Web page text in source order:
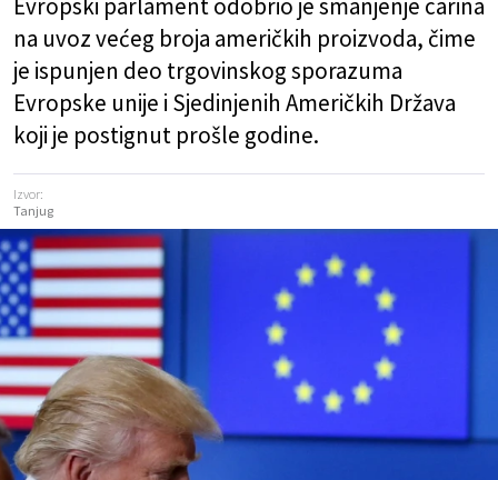
Evropski parlament odobrio je smanjenje carina
na uvoz većeg broja američkih proizvoda, čime
je ispunjen deo trgovinskog sporazuma
Evropske unije i Sjedinjenih Američkih Država
koji je postignut prošle godine.
Izvor:
Tanjug